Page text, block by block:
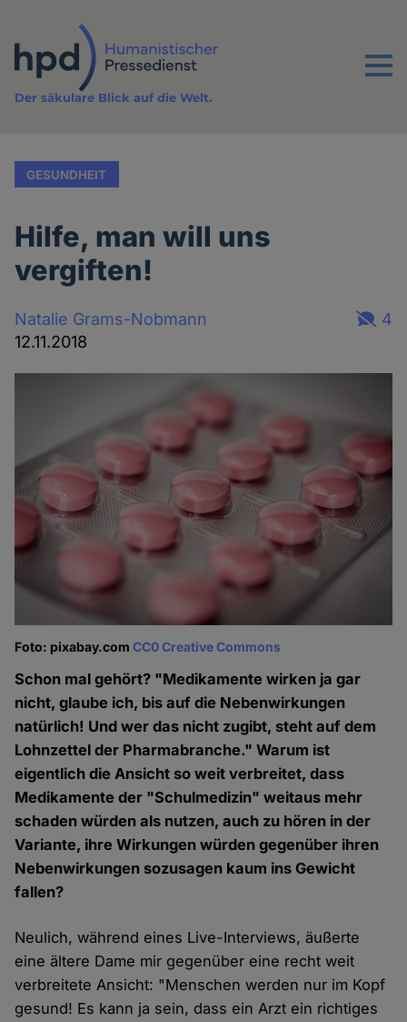
Inhalt
Menu
Der säkulare Blick auf die Welt.
GESUNDHEIT
Hilfe, man will uns
vergiften!
Natalie Grams-Nobmann
12.11.2018
4
Foto: pixabay.comCC0 Creative Commons
Schon mal gehört? "Medikamente wirken ja gar
nicht, glaube ich, bis auf die Nebenwirkungen
natürlich! Und wer das nicht zugibt, steht auf dem
Lohnzettel der Pharmabranche." Warum ist
eigentlich die Ansicht so weit verbreitet, dass
Medikamente der "Schulmedizin" weitaus mehr
schaden würden als nutzen, auch zu hören in der
Variante, ihre Wirkungen würden gegenüber ihren
Nebenwirkungen sozusagen kaum ins Gewicht
fallen?
Neulich, während eines Live-Interviews, äußerte
eine ältere Dame mir gegenüber eine recht weit
verbreitete Ansicht: "Menschen werden nur im Kopf
gesund! Es kann ja sein, dass ein Arzt ein richtiges